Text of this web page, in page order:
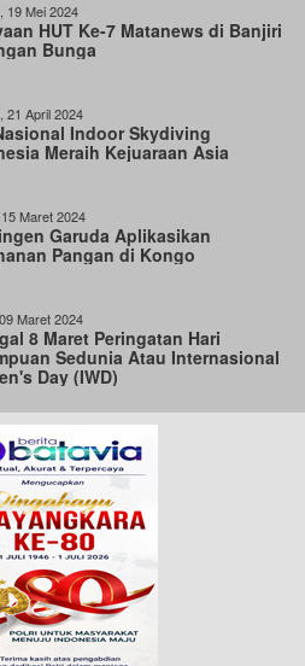
19 Mei 2024
HUT Ke-7 Matanews di Banjiri
Bunga
21 April 2024
Indoor Skydiving
Meraih Kejuaraan Asia
Maret 2024
Garuda Aplikasikan
Pangan di Kongo
Maret 2024
8 Maret Peringatan Hari
Sedunia Atau Internasional
Day (IWD)